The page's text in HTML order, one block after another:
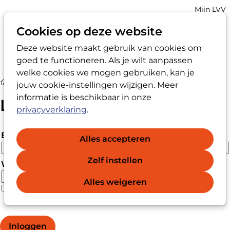
Cookies op deze website
Deze website maakt gebruik van cookies om
goed te functioneren. Als je wilt aanpassen
welke cookies we mogen gebruiken, kan je
jouw cookie-instellingen wijzigen. Meer
informatie is beschikbaar in onze
privacyverklaring.
Alles accepteren
Zelf instellen
Alles weigeren
Zoek
Account
Mijn LVV
Login
Login
E-mailadres
Wachtwoord
Wachtwoord weergeven
Wachtwoord vergeten?
Inloggen